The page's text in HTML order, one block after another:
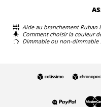
Aide au branchement Ruban
Comment choisir la couleur
Dimmable ou non-dimmable